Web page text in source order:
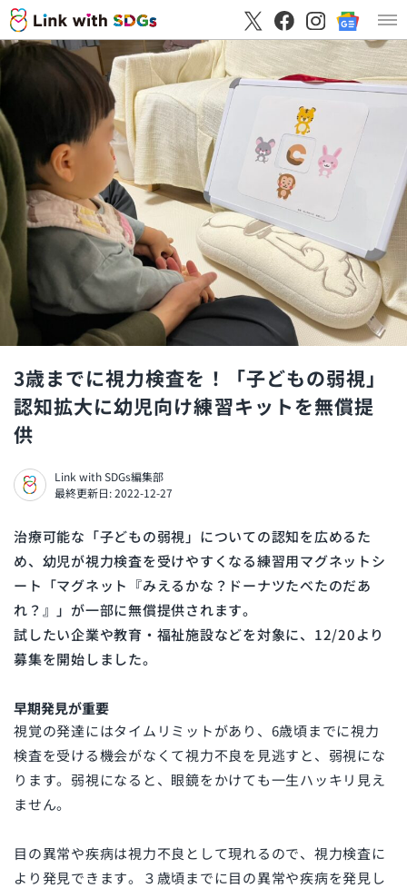
3歳までに視力検査を！「子どもの弱視」
認知拡大に幼児向け練習キットを無償提
供
Link with SDGs編集部
最終更新日: 2022-12-27
治療可能な「子どもの弱視」についての認知を広めるた
め、幼児が視力検査を受けやすくなる練習用マグネットシ
ート「マグネット『みえるかな？ドーナツたべたのだあ
れ？』」が一部に無償提供されます。
試したい企業や教育・福祉施設などを対象に、12/20より
募集を開始しました。
早期発見が重要
視覚の発達にはタイムリミットがあり、6歳頃までに視力
検査を受ける機会がなくて視力不良を見逃すと、弱視にな
ります。弱視になると、眼鏡をかけても一生ハッキリ見え
ません。
目の異常や疾病は視力不良として現れるので、視力検査に
より発見できます。３歳頃までに目の異常や疾病を発見し